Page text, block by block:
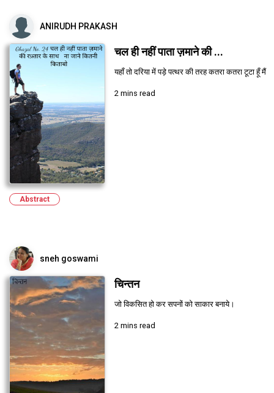
ANIRUDH PRAKASH
चल ही नहीं पाता ज़माने की ...
यहाँ तो दरिया में पड़े पत्थर की तरह कतरा कतरा टूटा हूँ मैं
2 mins read
Abstract
sneh goswami
चिन्तन
जो विकसित हो कर सपनों को साकार बनाये।
2 mins read